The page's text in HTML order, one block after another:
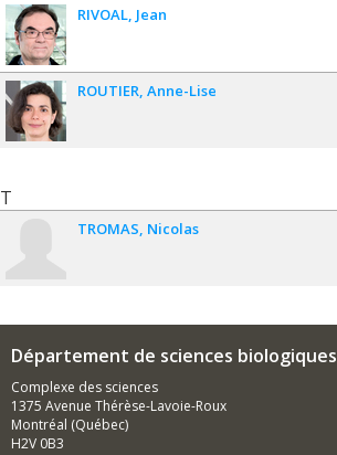
RIVOAL Jean
ROUTIER Anne-Lise
T
TROMAS Nicolas
Département de sciences biologiques
Complexe des sciences
1375 Avenue Thérèse-Lavoie-Roux
Montréal (Québec)
H2V 0B3